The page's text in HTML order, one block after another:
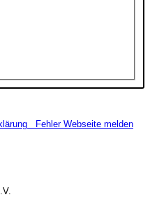
Fehler Webseite melden